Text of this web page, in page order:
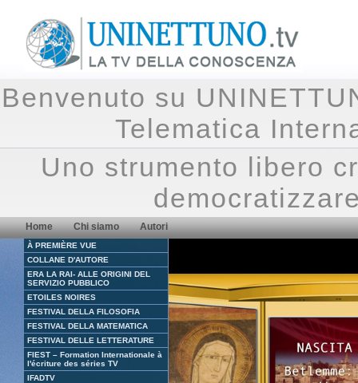
Benvenuto su
Telematica
Uno strumento libero
Home Chi siamo Autori
À PREMIÈRE VUE
COLLANE D'AUTORE
ERA LA RAI- ALLE ORIGINI DEL
SERVIZIO PUBBLICO
ETOILES NOIRES
FESTIVAL DELLA FILOSOFIA
FESTIVAL DELLA MATEMATICA
FESTIVAL DELLE LETTERATURE
FIEST – Formation Internationale à
l'écriture des séries TV
IFADTV